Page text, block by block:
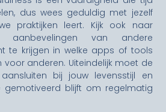
dus wees geduldig met jezelf
praktijken leert. Kijk ook naar
aanbevelingen van andere
te krijgen in welke apps of tools
voor anderen. Uiteindelijk moet de
bij jouw levensstijl en
gemotiveerd blijft om regelmatig